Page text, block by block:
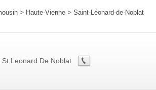
> Haute-Vienne > Saint-Léonard-de-Noblat
St Leonard De Noblat